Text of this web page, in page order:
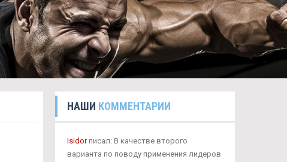
НАШИ КОММЕНТАРИИ
Isidorписал: В качестве второго
варианта по поводу применения лидеров